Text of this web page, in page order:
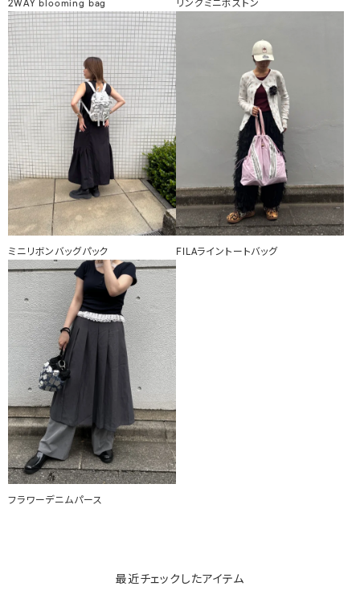
2WAY blooming bag リングミニボストン
ミニリボンバッグパック FILAライントートバッグ
フラワーデニムパース
最近チェックしたアイテム